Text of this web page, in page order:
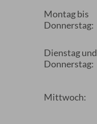
Montag bis
Donnerstag:
Dienstag und
Donnerstag:
Mittwoch: